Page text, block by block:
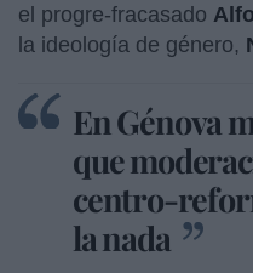
el progre-fracasado
la ideología de género,
En Génova
que
centro-
la nada